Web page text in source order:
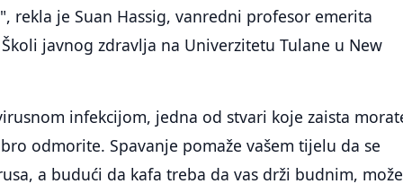
rekla je Suan Hassig, vanredni profesor emerita
javnog zdravlja na Univerzitetu Tulane u New
infekcijom, jedna od stvari koje zaista
odmorite. Spavanje pomaže vašem tijelu da se
a budući da kafa treba da vas drži budnim, može